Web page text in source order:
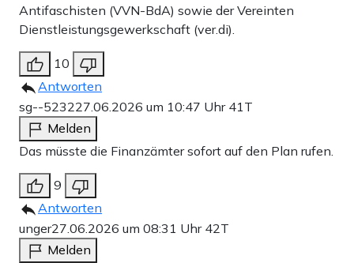
Antifaschisten (VVN-BdA) sowie der Vereinten
Dienstleistungsgewerkschaft (ver.di).
10
Antworten
sg--523227.06.2026 um 10:47 Uhr 41T
Melden
Das müsste die Finanzämter sofort auf den Plan rufen.
9
Antworten
unger27.06.2026 um 08:31 Uhr 42T
Melden